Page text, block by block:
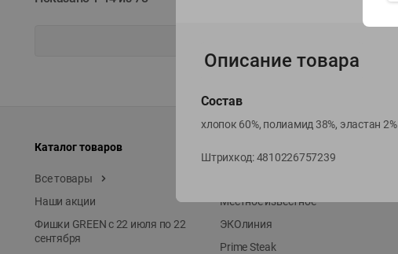
Каталог товаров
Все товары
Наши акции
Фишки GREEN с 22 июля по 22
сентября
Местное известное
ЭКОлиния
Prime Steak
Описание товара
Состав
хлопок 60%, полиамид 38%, эластан 2%
Штрихкод:4810226757239